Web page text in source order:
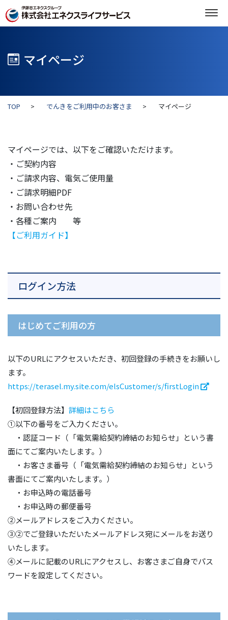
マイページ
TOP でんきをご利用中のお客さま マイページ
マイページでは、以下をご確認いただけます。
・ご契約内容
・ご請求内容、電気ご使用量
・ご請求明細PDF
・お問い合わせ先
・各種ご案内 等
【ご利用ガイド】
ログイン方法
はじめてご利用の方
以下のURLにアクセスいただき、初回登録の手続きをお願いし
ます。
https://terasel.my.site.com/elsCustomer/s/firstLogin
【初回登録方法】 詳細はこちら
①以下の番号をご入力ください。
・認証コード（「電気需給契約締結のお知らせ」という書
面にてご案内いたします。）
・お客さま番号（「電気需給契約締結のお知らせ」という
書面にてご案内いたします。）
・お申込時の電話番号
・お申込時の郵便番号
②メールアドレスをご入力ください。
③②でご登録いただいたメールアドレス宛にメールをお送り
いたします。
④メールに記載のURLにアクセスし、お客さまご自身でパス
ワードを設定してください。